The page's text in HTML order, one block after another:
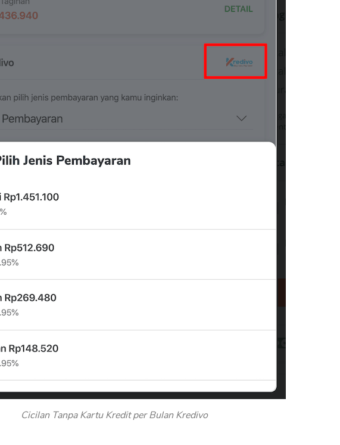
Cicilan Tanpa Kartu Kredit per Bulan Kredivo